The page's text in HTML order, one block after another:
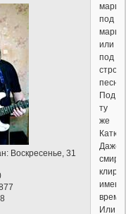
: Воскресенье, 31
под
марш
или
под
песню.
Под
ту
же
Даже
имеют
время.
Или